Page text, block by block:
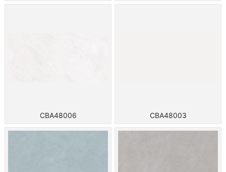
CBA48006 CBA48003